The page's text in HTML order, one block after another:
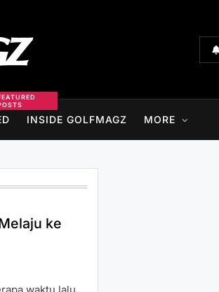
INSIDE GOLFMAGZ MORE
ke